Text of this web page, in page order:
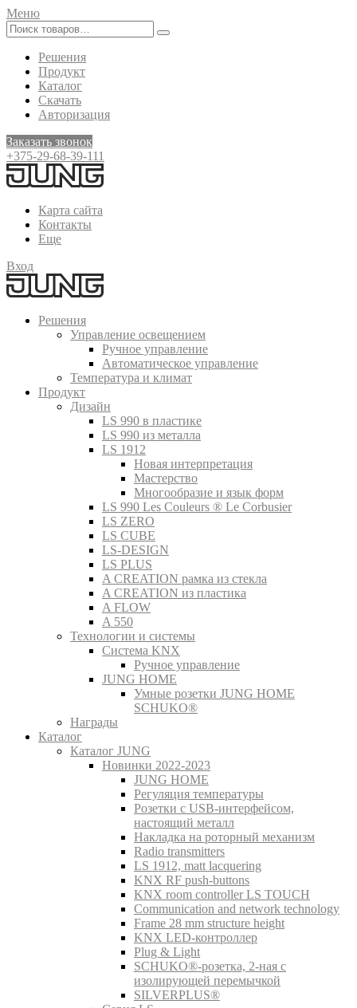
Меню
Решения
Продукт
Каталог
Скачать
Авторизация
Заказать звонок
+375-29-68-39-111
Карта сайта
Контакты
Еще
Вход
Решения
Управление освещением
Ручное управление
Автоматическое управление
Температура и климат
Продукт
Дизайн
LS 990 в пластике
LS 990 из металла
LS 1912
Новая интерпретация
Мастерство
Многообразие и язык форм
LS 990 Les Couleurs ® Le Corbusier
LS ZERO
LS CUBE
LS-DESIGN
LS PLUS
A CREATION рамка из стекла
A CREATION из пластика
A FLOW
A 550
Технологии и системы
Система KNX
Ручное управление
JUNG HOME
Умные розетки JUNG HOME
SCHUKO®
Награды
Каталог
Каталог JUNG
Новинки 2022-2023
JUNG HOME
Регуляция температуры
Розетки с USB-интерфейсом,
настоящий металл
Накладка на роторный механизм
Radio transmitters
LS 1912, matt lacquering
KNX RF push-buttons
KNX room controller LS TOUCH
Communication and network technology
Frame 28 mm structure height
KNX LED-контроллер
Plug & Light
SCHUKO®-розетка, 2-ная с
изолирующей перемычкой
SILVERPLUS®